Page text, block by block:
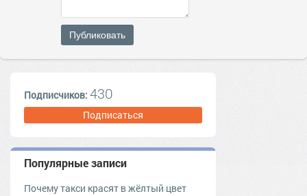
Публиковать
Подписчиков: 430
Подписаться
Популярные записи
Почему такси красят в жёлтый цвет